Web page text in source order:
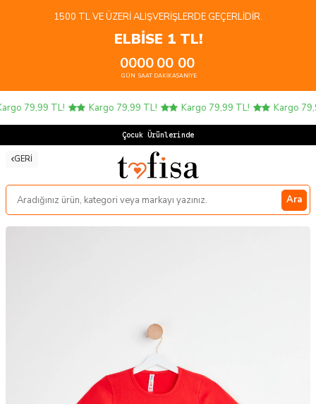
1500 TL VE ÜZERI ALIŞVERIŞLERDE GEÇERLIDIR.
ELBİSE 1 TL!
00
GÜN
00
SAAT
00
DAKIKA
00
SANIYE
79,99 TL! Kargo 79,99 TL! Kargo 79,99 TL! Kargo
Çocuk Ürünlerinde 4
GERI
Ara